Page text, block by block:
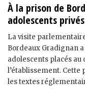
À la prison de
adolescents
La visite
Bordeaux Gradignan a
adolescents placés
l’établissement.
les textes